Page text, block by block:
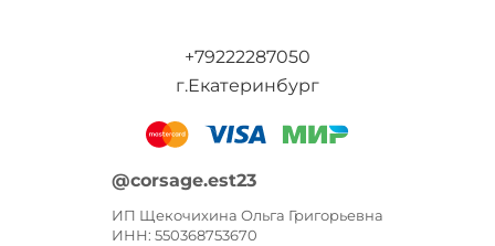
+79222287050
г.Екатеринбург
@corsage.est23
ИП Щекочихина Ольга Григорьевна
ИНН: 550368753670